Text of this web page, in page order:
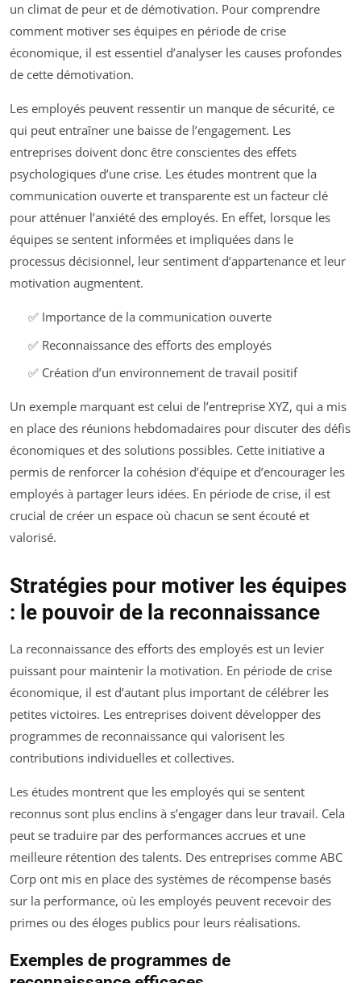
un climat de peur et de démotivation. Pour comprendre
comment motiver ses équipes en période de crise
économique, il est essentiel d’analyser les causes profondes
de cette démotivation.
Les employés peuvent ressentir un manque de sécurité, ce
qui peut entraîner une baisse de l’engagement. Les
entreprises doivent donc être conscientes des effets
psychologiques d’une crise. Les études montrent que la
communication ouverte et transparente est un facteur clé
pour atténuer l’anxiété des employés. En effet, lorsque les
équipes se sentent informées et impliquées dans le
processus décisionnel, leur sentiment d’appartenance et leur
motivation augmentent.
✅ Importance de la communication ouverte
✅ Reconnaissance des efforts des employés
✅ Création d’un environnement de travail positif
Un exemple marquant est celui de l’entreprise XYZ, qui a mis
en place des réunions hebdomadaires pour discuter des défis
économiques et des solutions possibles. Cette initiative a
permis de renforcer la cohésion d’équipe et d’encourager les
employés à partager leurs idées. En période de crise, il est
crucial de créer un espace où chacun se sent écouté et
valorisé.
Stratégies pour motiver les équipes
: le pouvoir de la reconnaissance
La reconnaissance des efforts des employés est un levier
puissant pour maintenir la motivation. En période de crise
économique, il est d’autant plus important de célébrer les
petites victoires. Les entreprises doivent développer des
programmes de reconnaissance qui valorisent les
contributions individuelles et collectives.
Les études montrent que les employés qui se sentent
reconnus sont plus enclins à s’engager dans leur travail. Cela
peut se traduire par des performances accrues et une
meilleure rétention des talents. Des entreprises comme ABC
Corp ont mis en place des systèmes de récompense basés
sur la performance, où les employés peuvent recevoir des
primes ou des éloges publics pour leurs réalisations.
Exemples de programmes de